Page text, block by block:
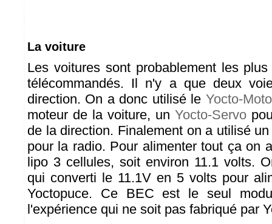
La voiture
Les voitures sont probablement les
télécommandés. Il n'y a que deux
direction. On a donc utilisé le Yocto-
moteur de la voiture, un Yocto-Servo
de la direction. Finalement on a utilisé
pour la radio. Pour alimenter tout ça on
lipo 3 cellules, soit environ 11.1 volts.
qui converti le 11.1V en 5 volts pour
Yoctopuce. Ce BEC est le seul
l'expérience qui ne soit pas fabriqué par